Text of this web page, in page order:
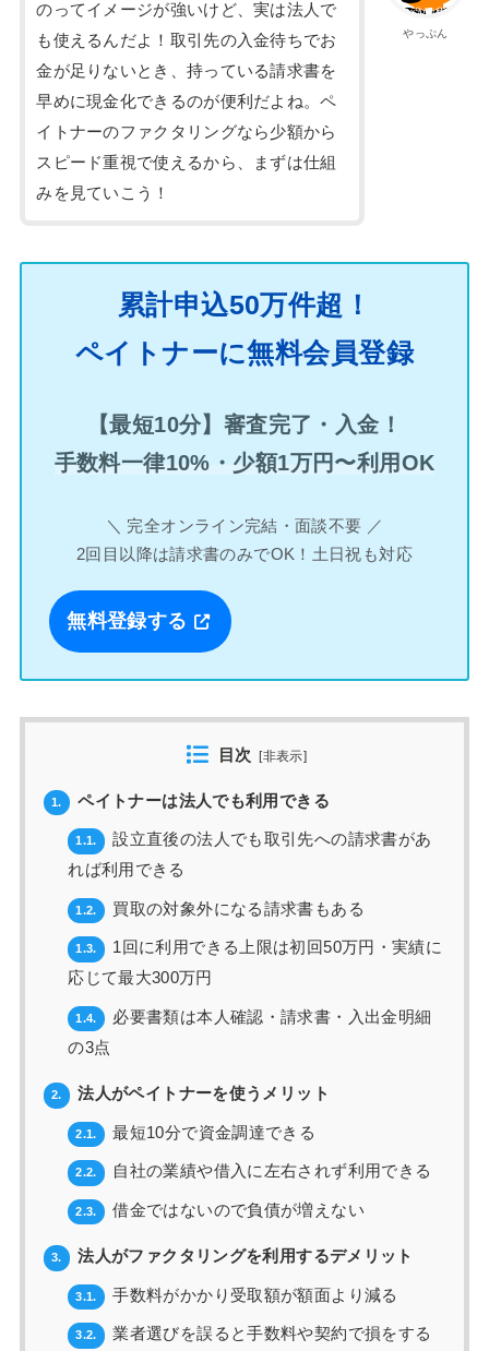
やっぷん
のってイメージが強いけど、実は法人で
も使えるんだよ！取引先の入金待ちでお
金が足りないとき、持っている請求書を
早めに現金化できるのが便利だよね。ペ
イトナーのファクタリングなら少額から
スピード重視で使えるから、まずは仕組
みを見ていこう！
累計申込50万件超！
ペイトナーに無料会員登録
【最短10分】審査完了・入金！
手数料一律10%・少額1万円〜利用OK
＼ 完全オンライン完結・面談不要 ／
2回目以降は請求書のみでOK！土日祝も対応
無料登録する
目次 [非表示]
1. ペイトナーは法人でも利用できる
1.1.
設立直後の法人でも取引先への請求書があ
れば利用できる
1.2. 買取の対象外になる請求書もある
1.3.
1回に利用できる上限は初回50万円・実績に
応じて最大300万円
1.4.
必要書類は本人確認・請求書・入出金明細
の3点
2. 法人がペイトナーを使うメリット
2.1. 最短10分で資金調達できる
2.2. 自社の業績や借入に左右されず利用できる
2.3. 借金ではないので負債が増えない
3. 法人がファクタリングを利用するデメリット
3.1. 手数料がかかり受取額が額面より減る
3.2. 業者選びを誤ると手数料や契約で損をする